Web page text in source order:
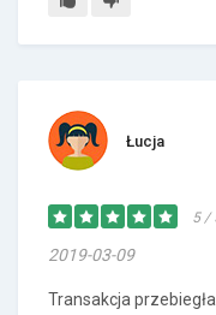
Łucja
5 /
2019-03-09
Transakcja